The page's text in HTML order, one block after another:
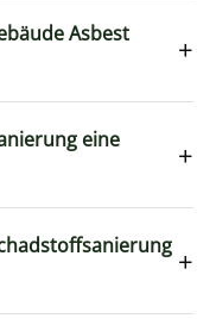
Asbest
+
eine
+
+